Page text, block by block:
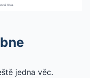
čísla.
jedna věc.